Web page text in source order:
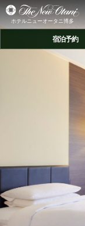
ホテルニューオータニ博多
宿泊予約